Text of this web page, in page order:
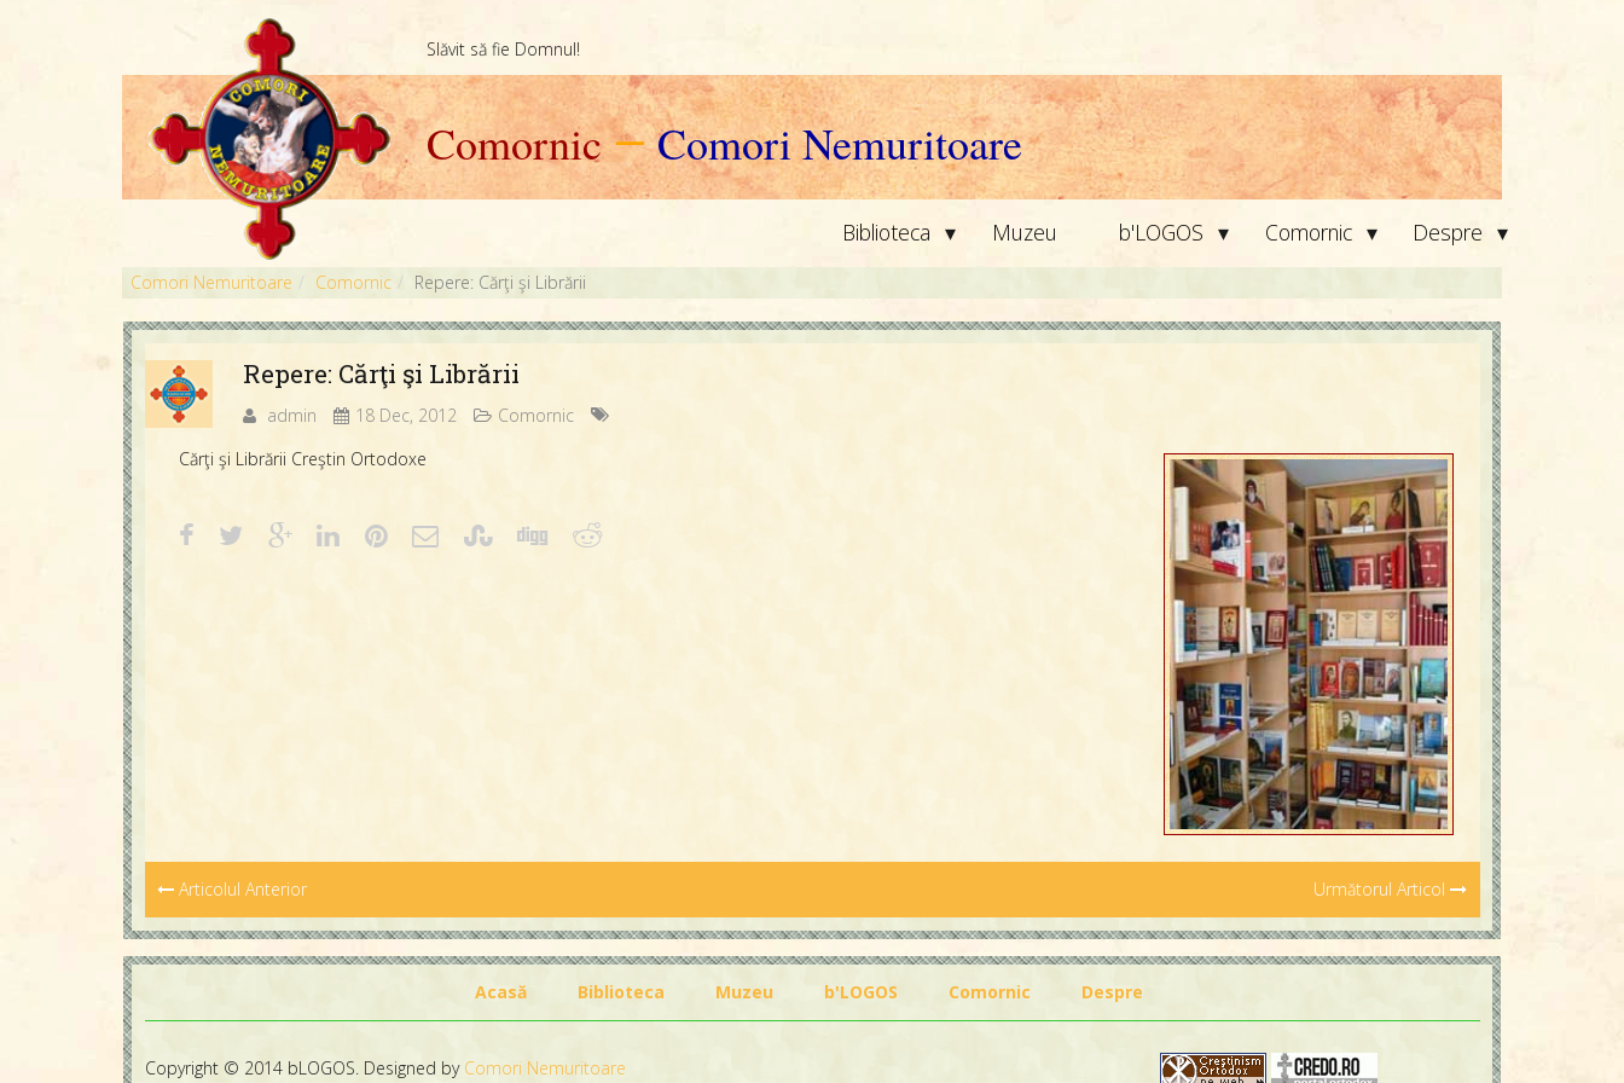
Slăvit să fie Domnul!
Comornic — Comori Nemuritoare
Biblioteca ▾ Muzeu b'LOGOS ▾ Comornic ▾ Despre ▾
Comori Nemuritoare Comornic Repere: Cărţi şi Librării
Repere: Cărţi şi Librării
admin 18 Dec, 2012
Comornic
Cărţi şi Librării Creştin Ortodoxe
Articolul Anterior Următorul Articol
Acasă Biblioteca Muzeu b'LOGOS Comornic Despre
Copyright © 2014 bLOGOS. Designed by Comori Nemuritoare